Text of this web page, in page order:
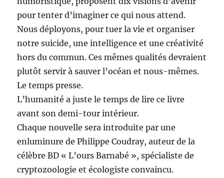
pour tenter d’imaginer ce qui nous attend.
Nous déployons, pour tuer la vie et organiser
notre suicide, une intelligence et une créativité
hors du commun. Ces mêmes qualités devraient
plutôt servir à sauver l’océan et nous-mêmes.
Le temps presse.
L’humanité a juste le temps de lire ce livre
avant son demi-tour intérieur.
Chaque nouvelle sera introduite par une
enluminure de Philippe Coudray, auteur de la
célèbre BD « L’ours Barnabé », spécialiste de
cryptozoologie et écologiste convaincu.